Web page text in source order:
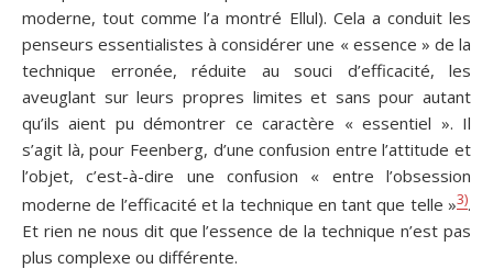
moderne, tout comme l’a montré Ellul). Cela a conduit les
penseurs essentialistes à considérer une « essence » de la
technique erronée, réduite au souci d’efficacité, les
aveuglant sur leurs propres limites et sans pour autant
qu’ils aient pu démontrer ce caractère « essentiel ». Il
s’agit là, pour Feenberg, d’une confusion entre l’attitude et
l’objet, c’est-à-dire une confusion « entre l’obsession
moderne de l’efficacité et la technique en tant que telle »3).
Et rien ne nous dit que l’essence de la technique n’est pas
plus complexe ou différente.